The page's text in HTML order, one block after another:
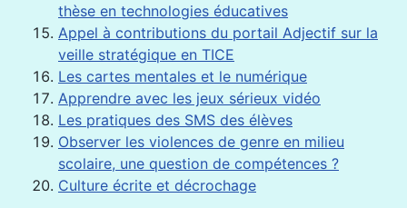
thèse en technologies éducatives
Appel à contributions du portail Adjectif sur la
veille stratégique en TICE
Les cartes mentales et le numérique
Apprendre avec les jeux sérieux vidéo
Les pratiques des SMS des élèves
Observer les violences de genre en milieu
scolaire, une question de compétences ?
Culture écrite et décrochage